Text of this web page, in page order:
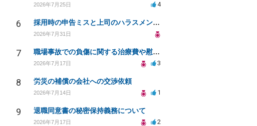
2026年7月25日 4
6 採用時の申告ミスと上司のハラスメント、事前対応は？
2026年7月31日
7 職場事故での負傷に関する治療費や慰謝料の相談について
2026年7月17日 3
8 労災の補償の会社への交渉依頼
2026年7月14日 1
9 退職同意書の秘密保持義務について
2026年7月17日 2